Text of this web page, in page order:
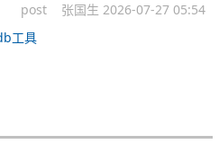
post 张国生 2026-07-27 05:54
工具